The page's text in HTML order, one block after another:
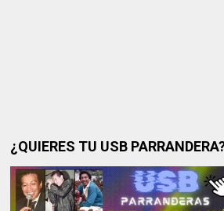
¿QUIERES TU USB